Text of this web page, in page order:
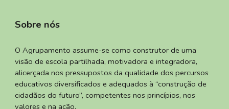
Sobre nós
O Agrupamento assume-se como construtor de uma
visão de escola partilhada, motivadora e integradora,
alicerçada nos pressupostos da qualidade dos percursos
educativos diversificados e adequados à “construção de
cidadãos do futuro”, competentes nos princípios, nos
valores e na ação.